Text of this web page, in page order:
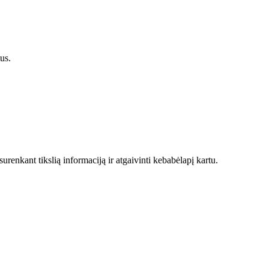
tikslią informaciją ir atgaivinti kebabėlapį kartu.